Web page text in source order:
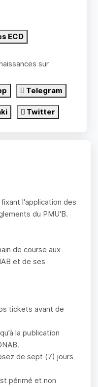
ECD
sur
Telegram
Twitter
l'application des
du PMU'B.
de course aux
et de ses
tickets avant de
la publication
de sept (7) jours
périmé et non